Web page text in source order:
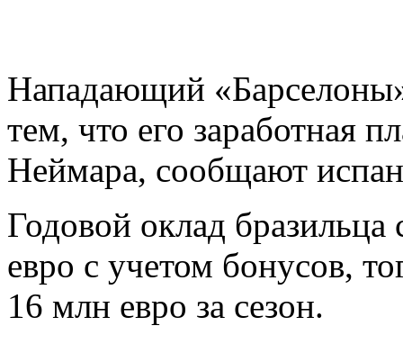
Нападающий
тем, что его заработная
Неймара, сообщают
Годовой оклад бразильца
евро с учетом бонусов,
16 млн евро за сезон.